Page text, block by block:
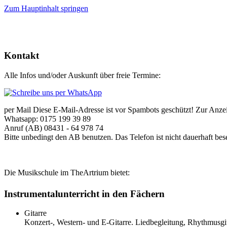
Zum Hauptinhalt springen
Kontakt
Alle Infos und/oder Auskunft über freie Termine:
per Mail Diese E-Mail-Adresse ist vor Spambots geschützt! Zur
Whatsapp: 0175 199 39 89
Anruf (AB) 08431 - 64 978 74
Bitte unbedingt den AB benutzen. Das Telefon ist nicht dauerhaft
Die Musikschule im TheArtrium bietet:
Instrumentalunterricht in den Fächern
Gitarre
Konzert-, Western- und E-Gitarre. Liedbegleitung,